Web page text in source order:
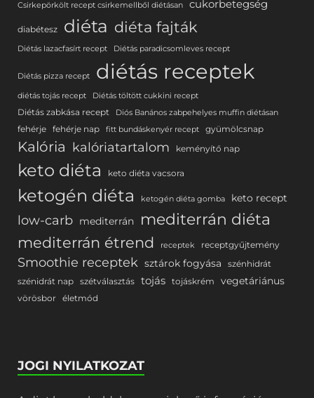
Csirkepörkölt recept csirkemellből diétásan cukorbetegség
diabétesz diéta diéta fajták
Diétás lazacfasírt recept Diétás paradicsomleves recept
Diétás pizza recept diétás receptek
diétás tojás recept Diétás töltött cukkini recept
Diétás zabkása recept Diós Banános zabpehelyes muffin diétásan
fehérje fehérje nap fitt bundáskenyér recept gyümölcsnap
Kalória kalóriatartalom keményítő nap
keto diéta keto diéta vacsora
ketogén diéta ketogén diéta gomba keto recept
low-carb mediterrán mediterrán diéta
mediterrán étrend receptek receptgyűjtemény
Smoothie receptek sztárok fogyása
szénhidrát
szénidrát nap szétválasztás tojás tojáskrém vegetáriánus
vörösbor életmód
JOGI NYILATKOZAT